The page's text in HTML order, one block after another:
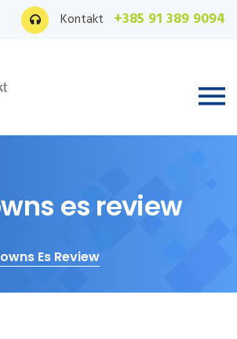
Kontakt +385 91 389 9094
es review
Es Review